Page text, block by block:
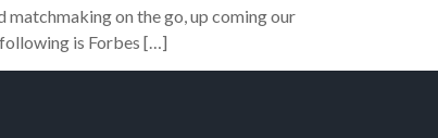
on the go, up coming our
is Forbes […]